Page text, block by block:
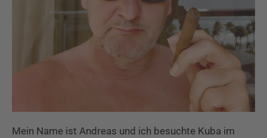
Mein Name ist Andreas und ich besuchte Kuba im